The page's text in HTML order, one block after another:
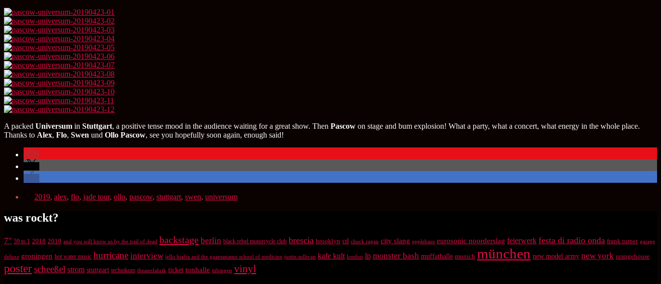
A packed Universum in Stuttgart, a positive tense mood in the audience waiting for a great show. Then Pascow on stage and bum explosion! What a party, what a concert, what energy in the whole place.
Thanks to Alex, Flo, Swen und Ollo Pascow, see you hopefully soon again, enough said!
Schlagwörter
2019, alex, flo, jade tour, ollo, pascow, stuttgart, swen, universum
was rockt?
7" 59 to 1 2018 2019 and you will know us by the trail of dead backstage berlin black rebel motorcycle club brescia brooklyn cd chuck ragan city slang epplehaus eurosonic noorderslag feierwerk festa di radio onda frank turner garage
deluxe groningen hot water music hurricane interview jello biafra and the guantanamo school of medicine justin sullivan kafe kult london lp monster bash muffathalle munich münchen new model army new york orangehouse
posterscheeßel strom stuttgart technikum theaterfabrik ticket tonhalle tübingen vinyl